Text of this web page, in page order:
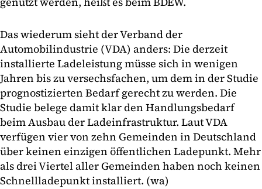
Das wiederum sieht der Verband der
Automobilindustrie (VDA) anders: Die derzeit
installierte Ladeleistung müsse sich in wenigen
Jahren bis zu versechsfachen, um dem in der Studie
prognostizierten Bedarf gerecht zu werden. Die
Studie belege damit klar den Handlungsbedarf
beim Ausbau der Ladeinfrastruktur. Laut VDA
verfügen vier von zehn Gemeinden in Deutschland
über keinen einzigen öffentlichen Ladepunkt. Mehr
als drei Viertel aller Gemeinden haben noch keinen
Schnellladepunkt installiert. (wa)